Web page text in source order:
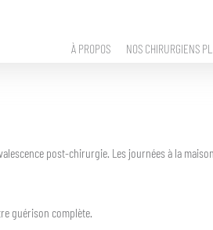
À PROPOS NOS CHIRURGIENS
post-chirurgie. Les journées à la
guérison complète.